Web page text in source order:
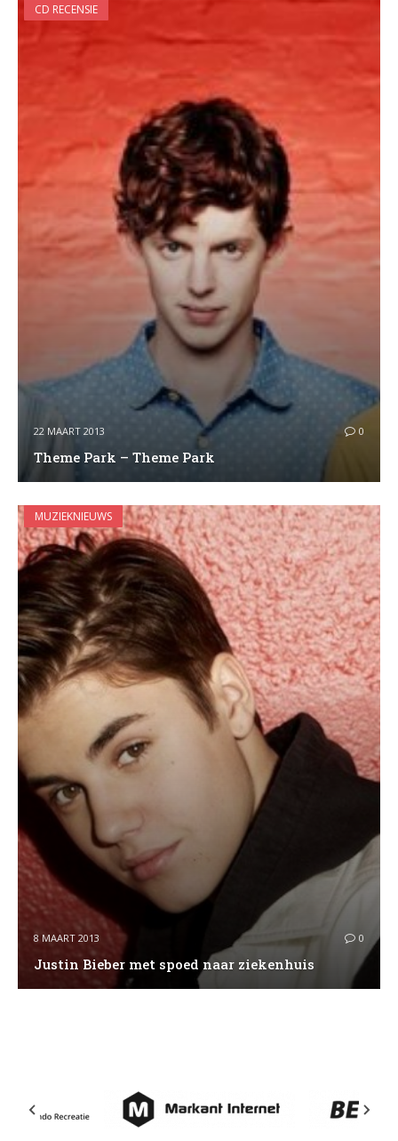
CD RECENSIE
22 MAART 2013 0
Theme Park – Theme Park
MUZIEKNIEUWS
8 MAART 2013 0
Justin Bieber met spoed naar ziekenhuis